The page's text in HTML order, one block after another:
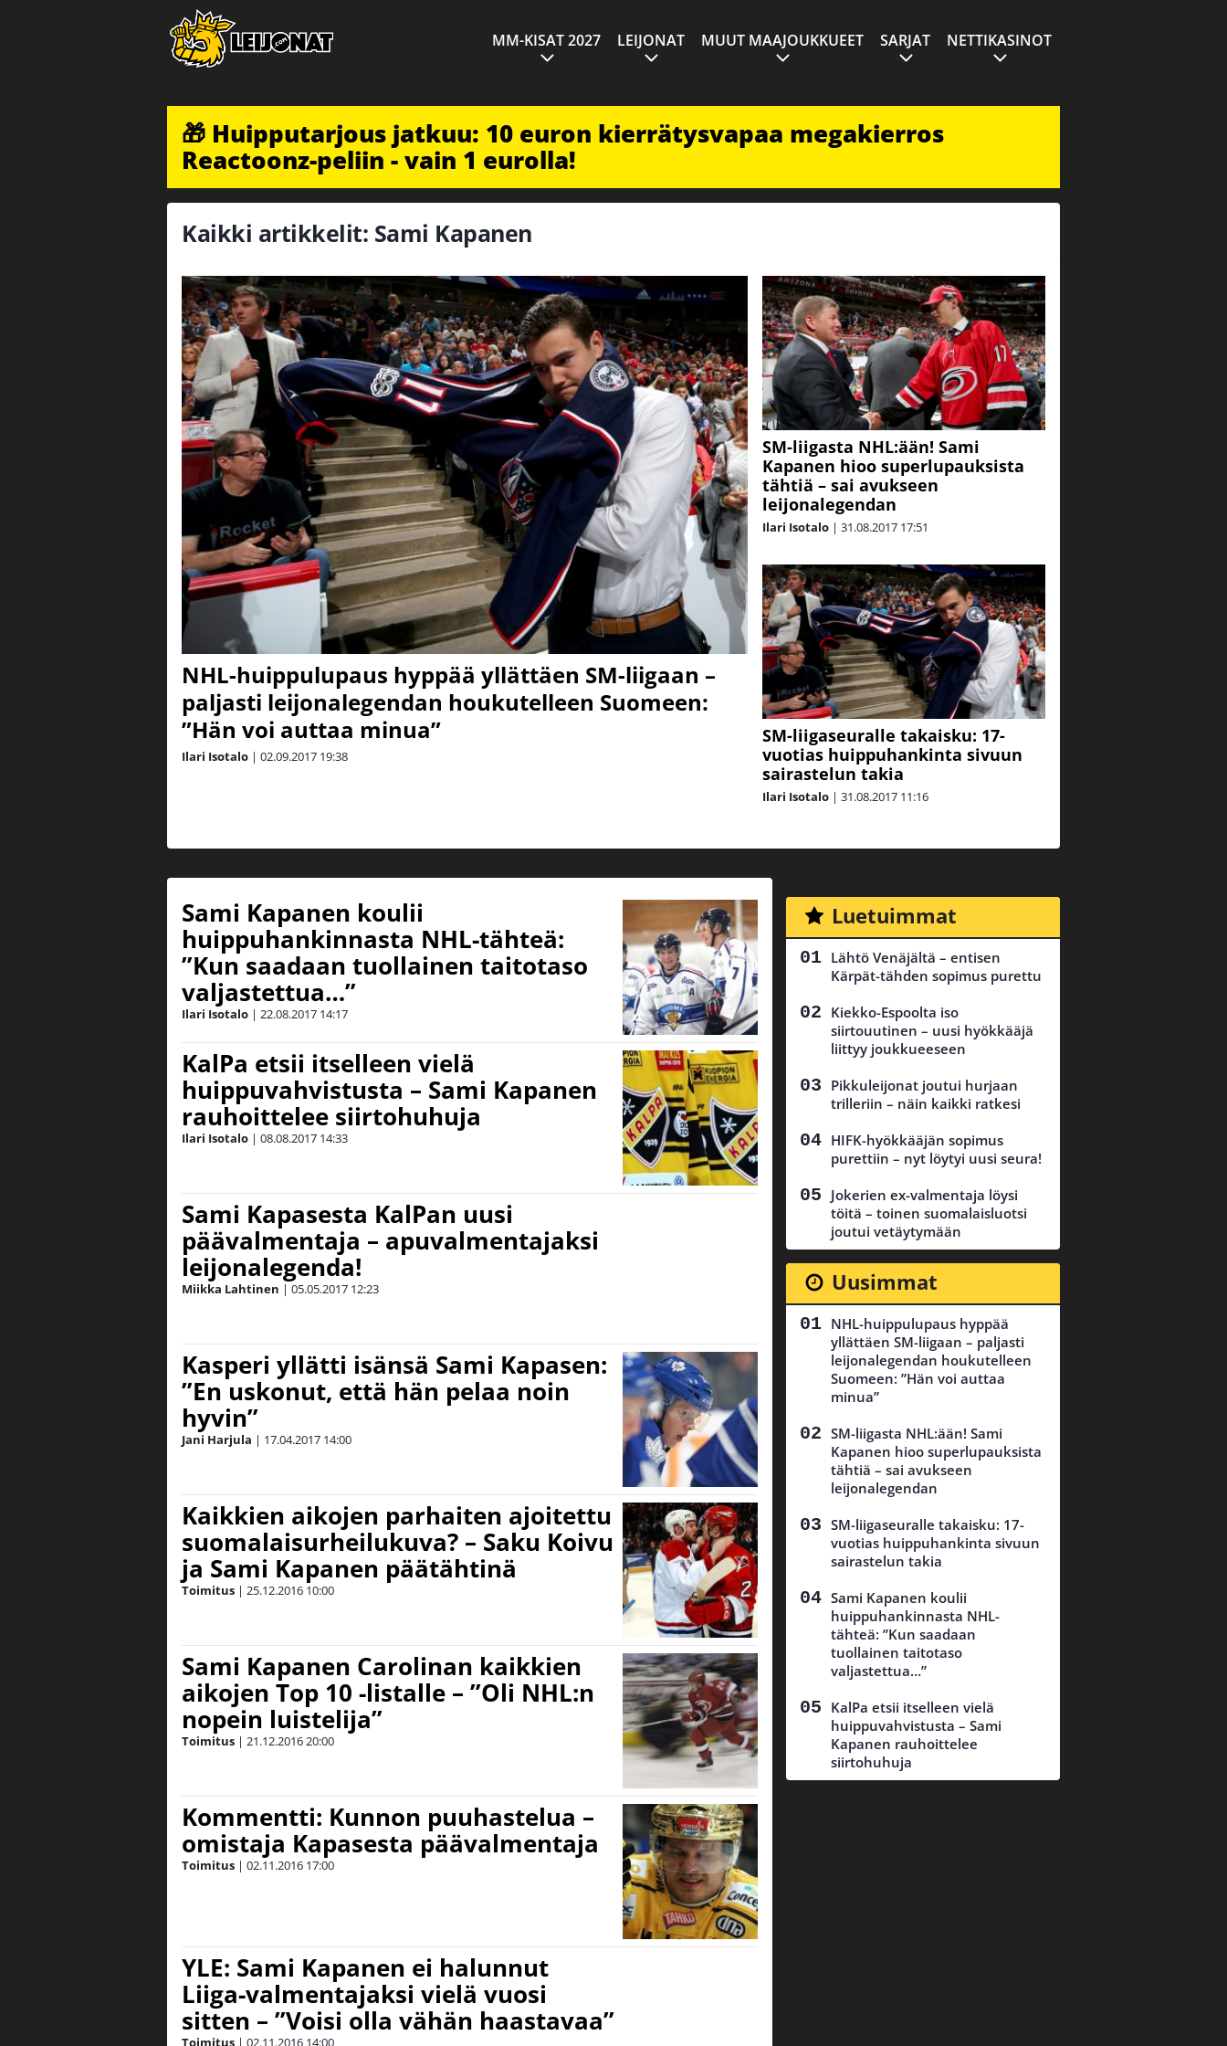
MM-KISAT 2027 LEIJONAT MUUT MAAJOUKKUEET SARJAT NETTIKASINOT
🎁 Huipputarjous jatkuu: 10 euron kierrätysvapaa megakierros
Reactoonz-peliin - vain 1 eurolla!
Kaikki artikkelit: Sami Kapanen
NHL-huippulupaus hyppää yllättäen SM-liigaan –
paljasti leijonalegendan houkutelleen Suomeen:
”Hän voi auttaa minua”
Ilari Isotalo | 02.09.2017 19:38
SM-liigasta NHL:ään! Sami
Kapanen hioo superlupauksista
tähtiä – sai avukseen
leijonalegendan
Ilari Isotalo | 31.08.2017 17:51
SM-liigaseuralle takaisku: 17-
vuotias huippuhankinta sivuun
sairastelun takia
Ilari Isotalo | 31.08.2017 11:16
Sami Kapanen koulii
huippuhankinnasta NHL-tähteä:
”Kun saadaan tuollainen taitotaso
valjastettua…”
Ilari Isotalo | 22.08.2017 14:17
KalPa etsii itselleen vielä
huippuvahvistusta – Sami Kapanen
rauhoittelee siirtohuhuja
Ilari Isotalo | 08.08.2017 14:33
Sami Kapasesta KalPan uusi
päävalmentaja – apuvalmentajaksi
leijonalegenda!
Miikka Lahtinen | 05.05.2017 12:23
Kasperi yllätti isänsä Sami Kapasen:
”En uskonut, että hän pelaa noin
hyvin”
Jani Harjula | 17.04.2017 14:00
Kaikkien aikojen parhaiten ajoitettu
suomalaisurheilukuva? – Saku Koivu
ja Sami Kapanen päätähtinä
Toimitus | 25.12.2016 10:00
Sami Kapanen Carolinan kaikkien
aikojen Top 10 -listalle – ”Oli NHL:n
nopein luistelija”
Toimitus | 21.12.201620:00
Kommentti: Kunnon puuhastelua –
omistaja Kapasesta päävalmentaja
Toimitus | 02.11.2016 17:00
YLE: Sami Kapanen ei halunnut
Liiga-valmentajaksi vielä vuosi
sitten – ”Voisi olla vähän haastavaa”
Toimitus | 02.11.2016 14:00
Luetuimmat
Lähtö Venäjältä – entisen
Kärpät-tähden sopimus purettu
Kiekko-Espoolta iso
siirtouutinen – uusi hyökkääjä
liittyy joukkueeseen
Pikkuleijonat joutui hurjaan
trilleriin – näin kaikki ratkesi
HIFK-hyökkääjän sopimus
purettiin – nyt löytyi uusi seura!
Jokerien ex-valmentaja löysi
töitä – toinen suomalaisluotsi
joutui vetäytymään
Uusimmat
NHL-huippulupaus hyppää
yllättäen SM-liigaan – paljasti
leijonalegendan houkutelleen
Suomeen: ”Hän voi auttaa
minua”
SM-liigasta NHL:ään! Sami
Kapanen hioo superlupauksista
tähtiä – sai avukseen
leijonalegendan
SM-liigaseuralle takaisku: 17-
vuotias huippuhankinta sivuun
sairastelun takia
Sami Kapanen koulii
huippuhankinnasta NHL-
tähteä: ”Kun saadaan
tuollainen taitotaso
valjastettua…”
KalPa etsii itselleen vielä
huippuvahvistusta – Sami
Kapanen rauhoittelee
siirtohuhuja